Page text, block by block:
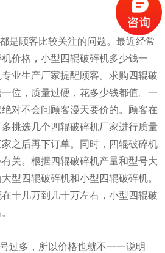
顾客比较关注的问题。最近经常
价格，小型四辊破碎机多少钱一
业生产厂家提醒顾客。求购四辊破
位，质量过硬，花多少钱都值。一
对不会问顾客漫天要价的。顾客在
挑选几个四辊破碎机厂家进行质量
之后再下订单。同时，四辊破碎机
关。根据四辊破碎机产量和型号大
型四辊破碎机和小型四辊破碎机。
十几万到几十万左右，小型四辊破
多，所以价格也就不一一说明